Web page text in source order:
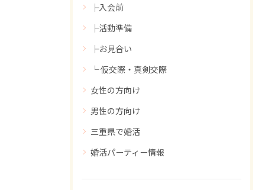
├入会前
├活動準備
├お見合い
└ 仮交際・真剣交際
女性の方向け
男性の方向け
三重県で婚活
婚活パーティー情報